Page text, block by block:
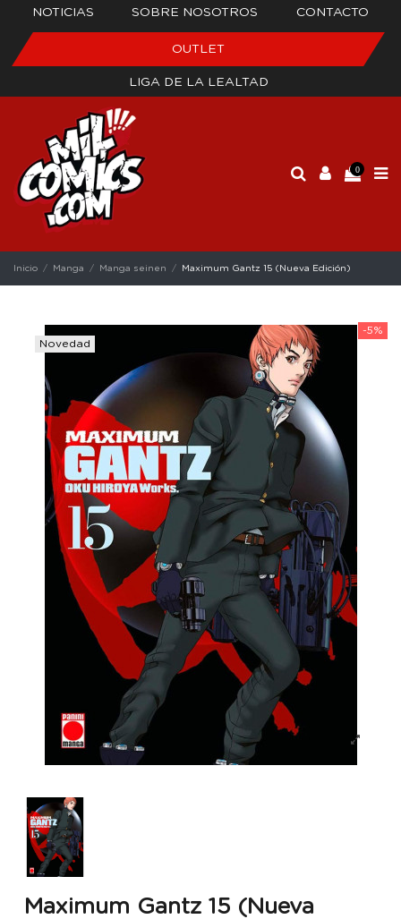
NOTICIAS SOBRE NOSOTROS CONTACTO
OUTLET
LIGA DE LA LEALTAD
0
Inicio Manga Manga seinen Maximum Gantz 15 (Nueva Edición)
-5%
Novedad
Maximum Gantz 15 (Nueva